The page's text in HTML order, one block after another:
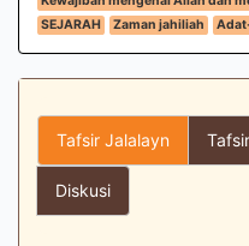
SEJARAH
Zaman jahiliah
Tafsir Jalalayn
Diskusi